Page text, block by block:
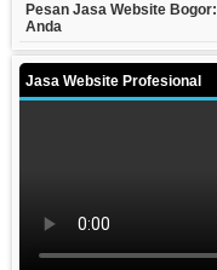
Pesan Jasa Website
Anda
Jasa Website Profesional